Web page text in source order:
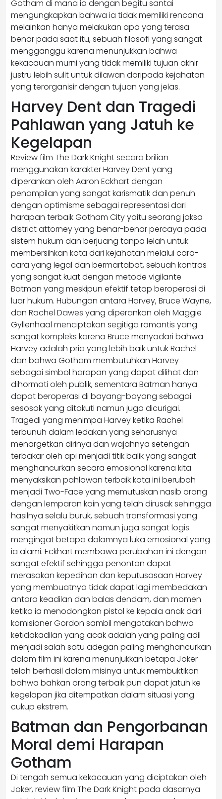
Gotham di mana ia dengan begitu santai
mengungkapkan bahwa ia tidak memiliki rencana
melainkan hanya melakukan apa yang terasa
benar pada saat itu, sebuah filosofi yang sangat
mengganggu karena menunjukkan bahwa
kekacauan murni yang tidak memiliki tujuan akhir
justru lebih sulit untuk dilawan daripada kejahatan
yang terorganisir dengan tujuan yang jelas.
Harvey Dent dan Tragedi
Pahlawan yang Jatuh ke
Kegelapan
Review film The Dark Knight secara brilian
menggunakan karakter Harvey Dent yang
diperankan oleh Aaron Eckhart dengan
penampilan yang sangat karismatik dan penuh
dengan optimisme sebagai representasi dari
harapan terbaik Gotham City yaitu seorang jaksa
district attorney yang benar-benar percaya pada
sistem hukum dan berjuang tanpa lelah untuk
membersihkan kota dari kejahatan melalui cara-
cara yang legal dan bermartabat, sebuah kontras
yang sangat kuat dengan metode vigilante
Batman yang meskipun efektif tetap beroperasi di
luar hukum. Hubungan antara Harvey, Bruce Wayne,
dan Rachel Dawes yang diperankan oleh Maggie
Gyllenhaal menciptakan segitiga romantis yang
sangat kompleks karena Bruce menyadari bahwa
Harvey adalah pria yang lebih baik untuk Rachel
dan bahwa Gotham membutuhkan Harvey
sebagai simbol harapan yang dapat dilihat dan
dihormati oleh publik, sementara Batman hanya
dapat beroperasi di bayang-bayang sebagai
sesosok yang ditakuti namun juga dicurigai.
Tragedi yang menimpa Harvey ketika Rachel
terbunuh dalam ledakan yang seharusnya
menargetkan dirinya dan wajahnya setengah
terbakar oleh api menjadi titik balik yang sangat
menghancurkan secara emosional karena kita
menyaksikan pahlawan terbaik kota ini berubah
menjadi Two-Face yang memutuskan nasib orang
dengan lemparan koin yang telah dirusak sehingga
hasilnya selalu buruk, sebuah transformasi yang
sangat menyakitkan namun juga sangat logis
mengingat betapa dalamnya luka emosional yang
ia alami. Eckhart membawa perubahan ini dengan
sangat efektif sehingga penonton dapat
merasakan kepedihan dan keputusasaan Harvey
yang membuatnya tidak dapat lagi membedakan
antara keadilan dan balas dendam, dan momen
ketika ia menodongkan pistol ke kepala anak dari
komisioner Gordon sambil mengatakan bahwa
ketidakadilan yang acak adalah yang paling adil
menjadi salah satu adegan paling menghancurkan
dalam film ini karena menunjukkan betapa Joker
telah berhasil dalam misinya untuk membuktikan
bahwa bahkan orang terbaik pun dapat jatuh ke
kegelapan jika ditempatkan dalam situasi yang
cukup ekstrem.
Batman dan Pengorbanan
Moral demi Harapan
Gotham
Di tengah semua kekacauan yang diciptakan oleh
Joker, review film The Dark Knight pada dasarnya